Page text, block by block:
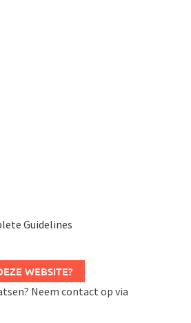
Guidelines
WEBSITE?
Neem contact op via